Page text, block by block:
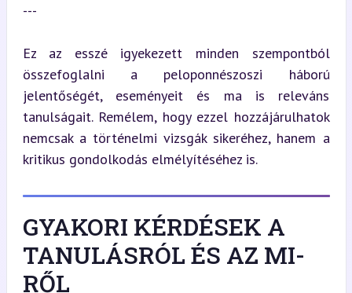
---
Ez az esszé igyekezett minden szempontból
összefoglalni a peloponnészoszi háború
jelentőségét, eseményeit és ma is releváns
tanulságait. Remélem, hogy ezzel hozzájárulhatok
nemcsak a történelmi vizsgák sikeréhez, hanem a
kritikus gondolkodás elmélyítéséhez is.
GYAKORI KÉRDÉSEK A
TANULÁSRÓL ÉS AZ MI-
RŐL